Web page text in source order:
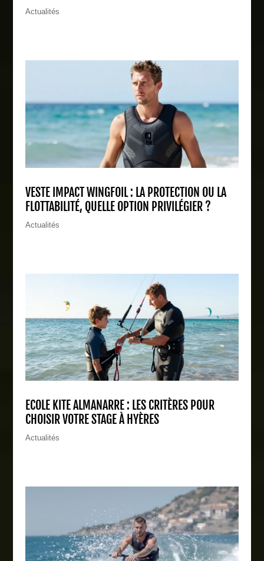
Actualités
VESTE IMPACT WINGFOIL : LA PROTECTION OU LA
FLOTTABILITÉ, QUELLE OPTION PRIVILÉGIER ?
Actualités
ECOLE KITE ALMANARRE : LES CRITÈRES POUR
CHOISIR VOTRE STAGE À HYÈRES
Actualités